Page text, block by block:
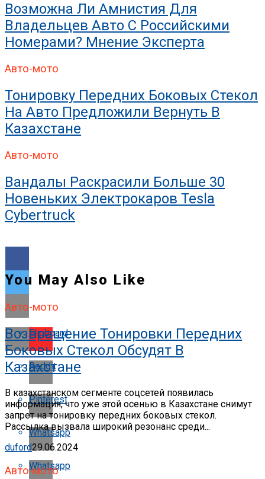
Возможна Ли Амнистия Для
Владельцев Авто С Российскими
Номерами? Мнение Эксперта
Авто-мото
Тонировку Передних Боковых Стекол
На Авто Предложили Вернуть В
Казахстане
Авто-мото
Вандалы Раскрасили Больше 30
Новеньких Электрокаров Tesla
Cybertruck
Flipboard
Reddit
Pinterest
Whatsapp
Whatsapp
You May Also Like
Авто-мото
Возвращение Тонировки Передних
Боковых Стекол Обсудят В
Казахстане
В казахстанском сегменте соцсетей появилась
информация, что уже этой осенью в Казахстане снимут
запрет на тонировку передних боковых стекол.
Рассылка вызвала широкий резонанс среди...
duford29.06.2024
Авто-мото